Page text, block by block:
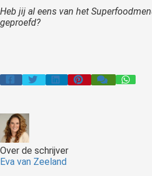
Heb jij al eens van het
geproefd?
Over de schrijver
Eva van Zeeland